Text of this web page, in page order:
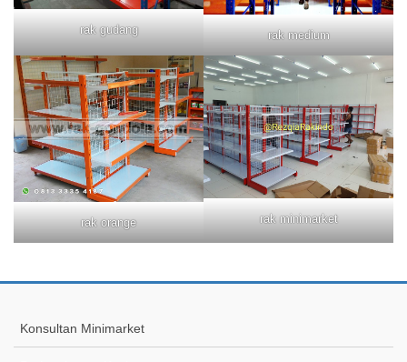
rak gudang rak medium
rak orange rak minimarket
Konsultan Minimarket